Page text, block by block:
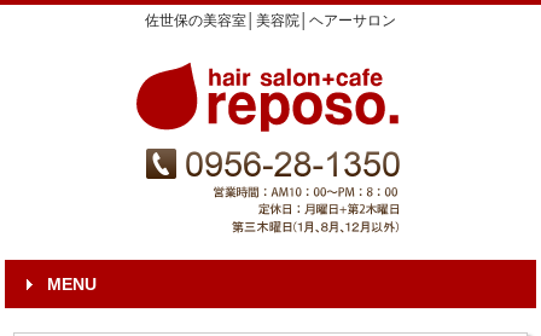
佐世保の美容室│美容院│ヘアーサロン
MENU